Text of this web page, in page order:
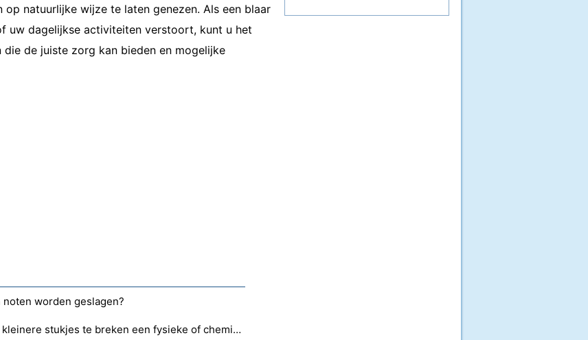
natuurlijke wijze te laten genezen. Als een blaar
uw dagelijkse activiteiten verstoort, kunt u het
de juiste zorg kan bieden en mogelijke
worden geslagen?
Is het kauwen van voedsel om het in kleinere stukjes te breken een fysieke of chemische verandering?